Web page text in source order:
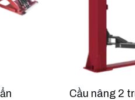
Cầu nâng 2